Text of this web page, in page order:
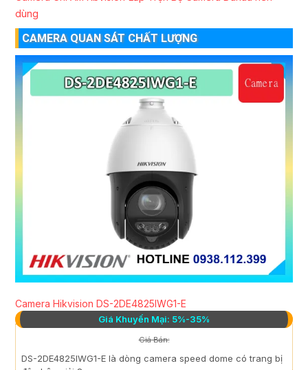
dùng
CAMERA QUAN SÁT CHẤT LƯỢNG
Camera Hikvision DS-2DE4825IWG1-E
Giá Khuyến Mại: 5%-35%
Giá Bán:
DS-2DE4825IWG1-E là dòng camera speed dome có trang bị